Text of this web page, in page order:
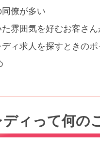
同僚が多い
雰囲気を好むお客さん
ィ求人を探すときのポ
ィって何の